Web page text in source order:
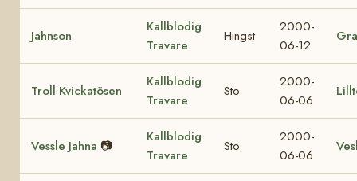
Jahnson
Kallblodig
Travare
Hingst
2000-
06-12
Troll Kvickatösen
Kallblodig
Travare
Sto
2000-
06-06
Vessle Jahna 📷
Kallblodig
Travare
Sto
2000-
06-06